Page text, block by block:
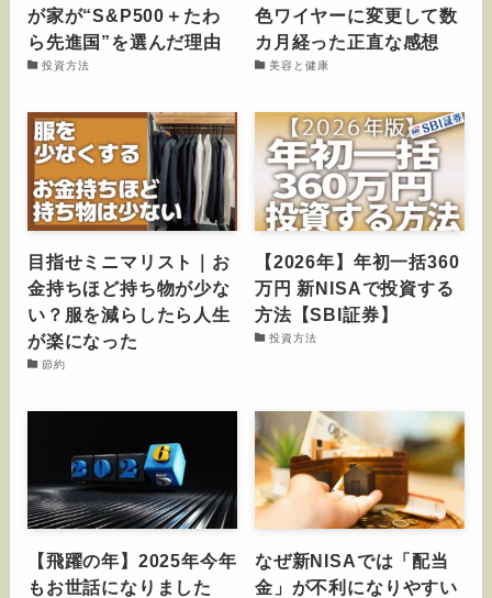
が家が“S&P500＋たわ
ら先進国”を選んだ理由
投資方法
色ワイヤーに変更して数
カ月経った正直な感想
美容と健康
目指せミニマリスト｜お
金持ちほど持ち物が少な
い？服を減らしたら人生
が楽になった
節約
【2026年】年初一括360
万円 新NISAで投資する
方法【SBI証券】
投資方法
【飛躍の年】2025年今年
もお世話になりました
なぜ新NISAでは「配当
金」が不利になりやすい